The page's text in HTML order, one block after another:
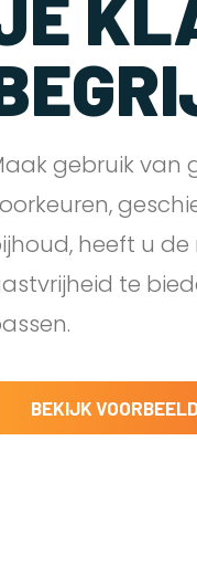
gebruik van
heeft u
te
BEKIJK